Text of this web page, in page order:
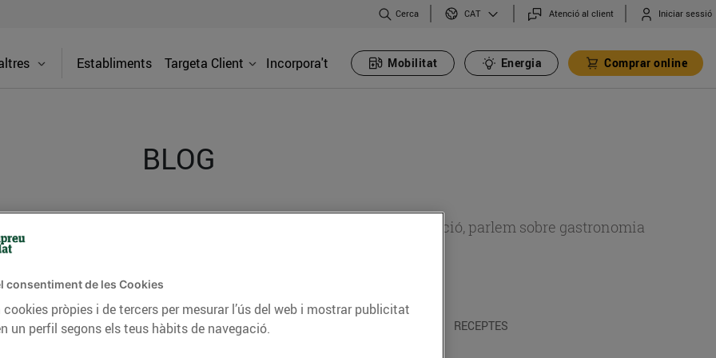
Cerca CAT Atenció al client Iniciar sessió
Establiments Targeta Client Incorpora't Mobilitat Energia Comprar online
BLOG
consells nutricionals, informació d’actualitat sobre alimentació, parlem sobre gastronomia
CONSELLS I HÀBITS SALUDABLES ENERGIA RECEPTES
consentiment de les Cookies
pròpies i de tercers per mesurar l’ús del web i mostrar publicitat
un perfil segons els teus hàbits de navegació.